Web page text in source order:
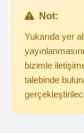
Not:
Yukarıda yer
bizimle
talebinde